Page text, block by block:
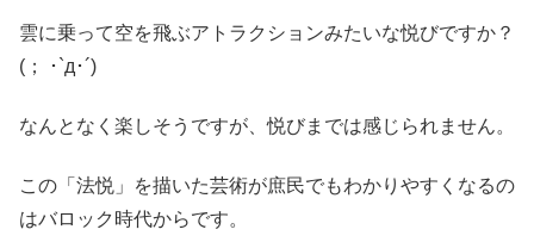
雲に乗って空を飛ぶアトラクションみたいな悦びですか？
(； ･`д･´)
なんとなく楽しそうですが、悦びまでは感じられません。
この「法悦」を描いた芸術が庶民でもわかりやすくなるの
はバロック時代からです。